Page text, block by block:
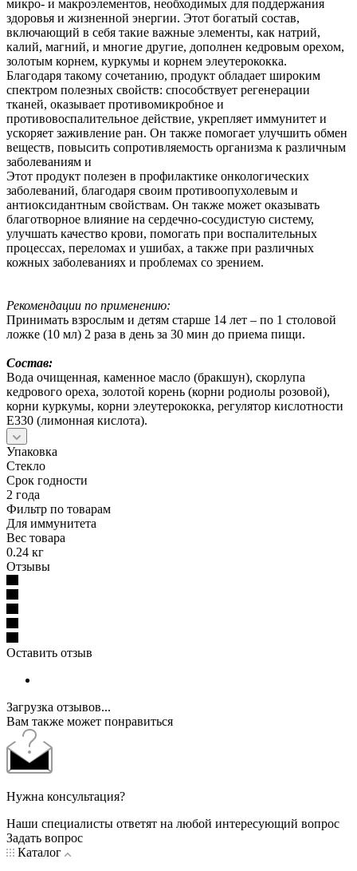
микро- и макроэлементов, необходимых для поддержания
здоровья и жизненной энергии. Этот богатый состав,
включающий в себя такие важные элементы, как натрий,
калий, магний, и многие другие, дополнен кедровым орехом,
золотым корнем, куркумы и корнем элеутерококка.
Благодаря такому сочетанию, продукт обладает широким
спектром полезных свойств: способствует регенерации
тканей, оказывает противомикробное и
противовоспалительное действие, укрепляет иммунитет и
ускоряет заживление ран. Он также помогает улучшить обмен
веществ, повысить сопротивляемость организма к различным
заболеваниям и
Этот продукт полезен в профилактике онкологических
заболеваний, благодаря своим противоопухолевым и
антиоксидантным свойствам. Он также может оказывать
благотворное влияние на сердечно-сосудистую систему,
улучшать качество крови, помогать при воспалительных
процессах, переломах и ушибах, а также при различных
кожных заболеваниях и проблемах со зрением.
Рекомендации по применению:
Принимать взрослым и детям старше 14 лет – по 1 столовой
ложке (10 мл) 2 раза в день за 30 мин до приема пищи.
Состав:
Вода очищенная, каменное масло (бракшун), скорлупа
кедрового ореха, золотой корень (корни родиолы розовой),
корни куркумы, корни элеутерококка, регулятор кислотности
Е330 (лимонная кислота).
Упаковка
Стекло
Срок годности
2 года
Фильтр по товарам
Для иммунитета
Вес товара
0.24 кг
Отзывы
Оставить отзыв
Загрузка отзывов...
Вам также может понравиться
Нужна консультация?
Наши специалисты ответят на любой интересующий вопрос
Задать вопрос
Каталог